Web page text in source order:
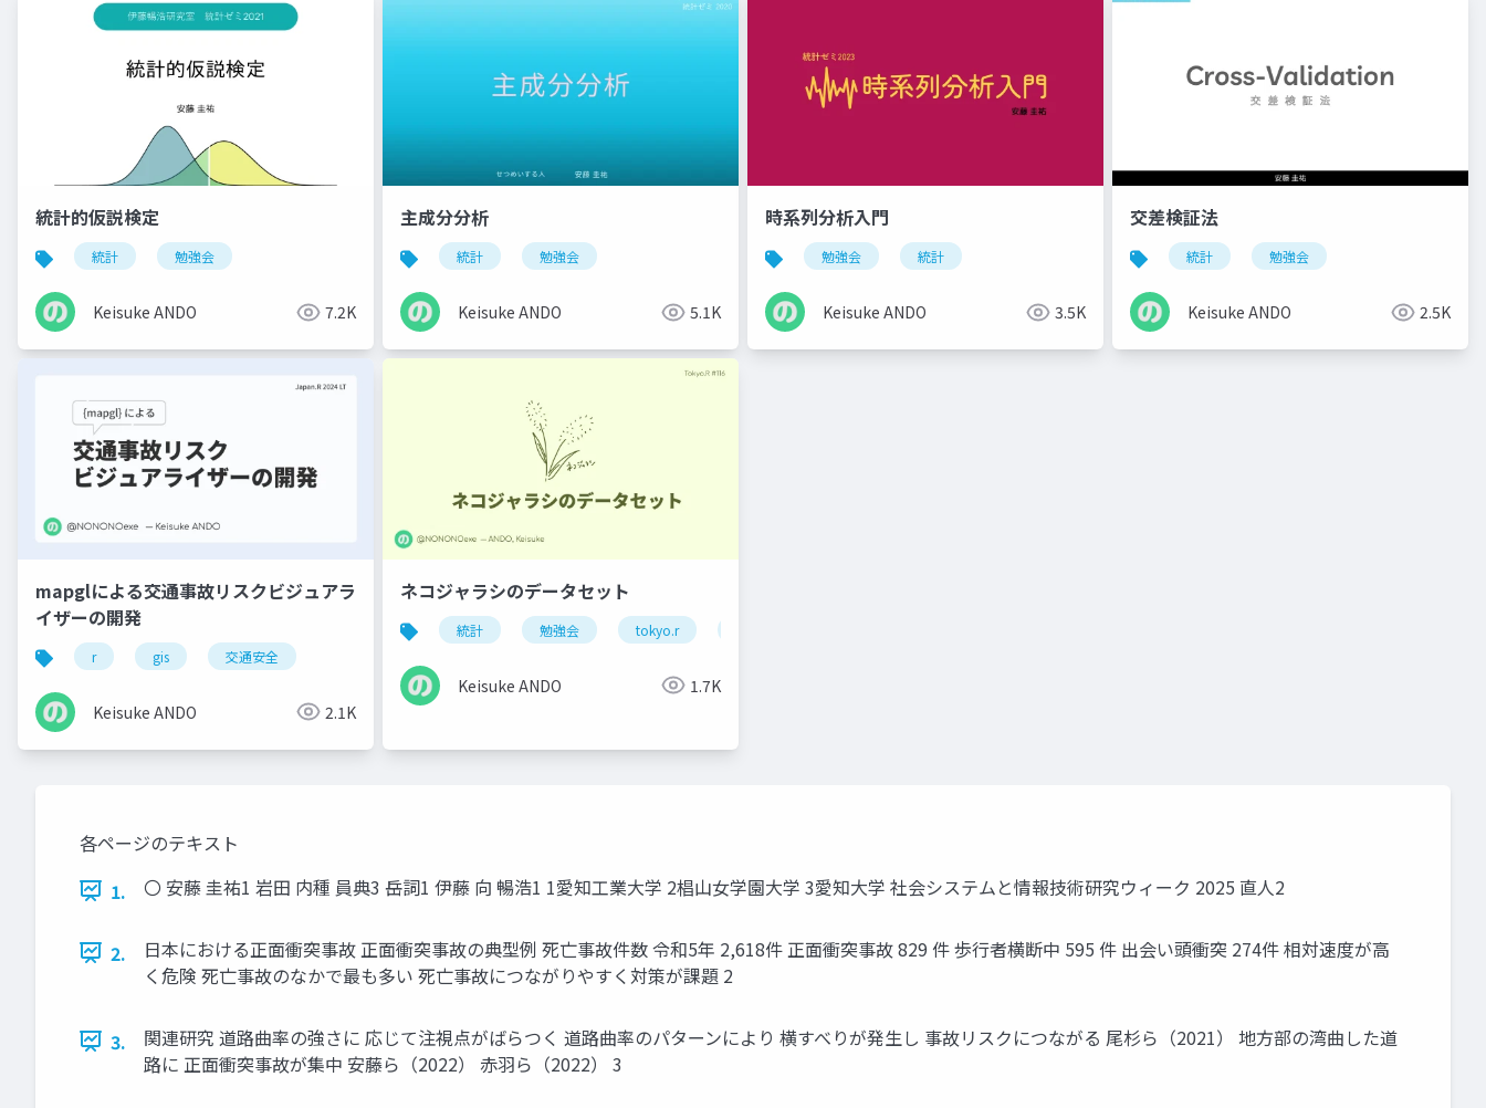
統計的仮説検定
統計 勉強会
Keisuke ANDO 7.2K
主成分分析
統計 勉強会
Keisuke ANDO 5.1K
時系列分析入門
勉強会 統計
Keisuke ANDO 3.5K
交差検証法
統計 勉強会
Keisuke ANDO 2.5K
mapglによる交通事故リスクビジュアラ
イザーの開発
r gis 交通安全
Keisuke ANDO 2.1K
ネコジャラシのデータセット
統計 勉強会 tokyo.r
Keisuke ANDO 1.7K
各ページのテキスト
1.
〇 安藤 圭祐1 岩田 内種 員典3 岳詞1 伊藤 向 暢浩1 1愛知工業大学 2椙山女学園大学 3愛知大学 社会システムと情報技術研究ウィーク 2025 直人2
2.
日本における正面衝突事故 正面衝突事故の典型例 死亡事故件数 令和5年 2,618件 正面衝突事故 829 件 歩行者横断中 595 件 出会い頭衝突 274件 相対速度が高
く危険 死亡事故のなかで最も多い 死亡事故につながりやすく対策が課題 2
3.
関連研究 道路曲率の強さに 応じて注視点がばらつく 道路曲率のパターンにより 横すべりが発生し 事故リスクにつながる 尾杉ら（2021） 地方部の湾曲した道
路に 正面衝突事故が集中 安藤ら（2022） 赤羽ら（2022） 3